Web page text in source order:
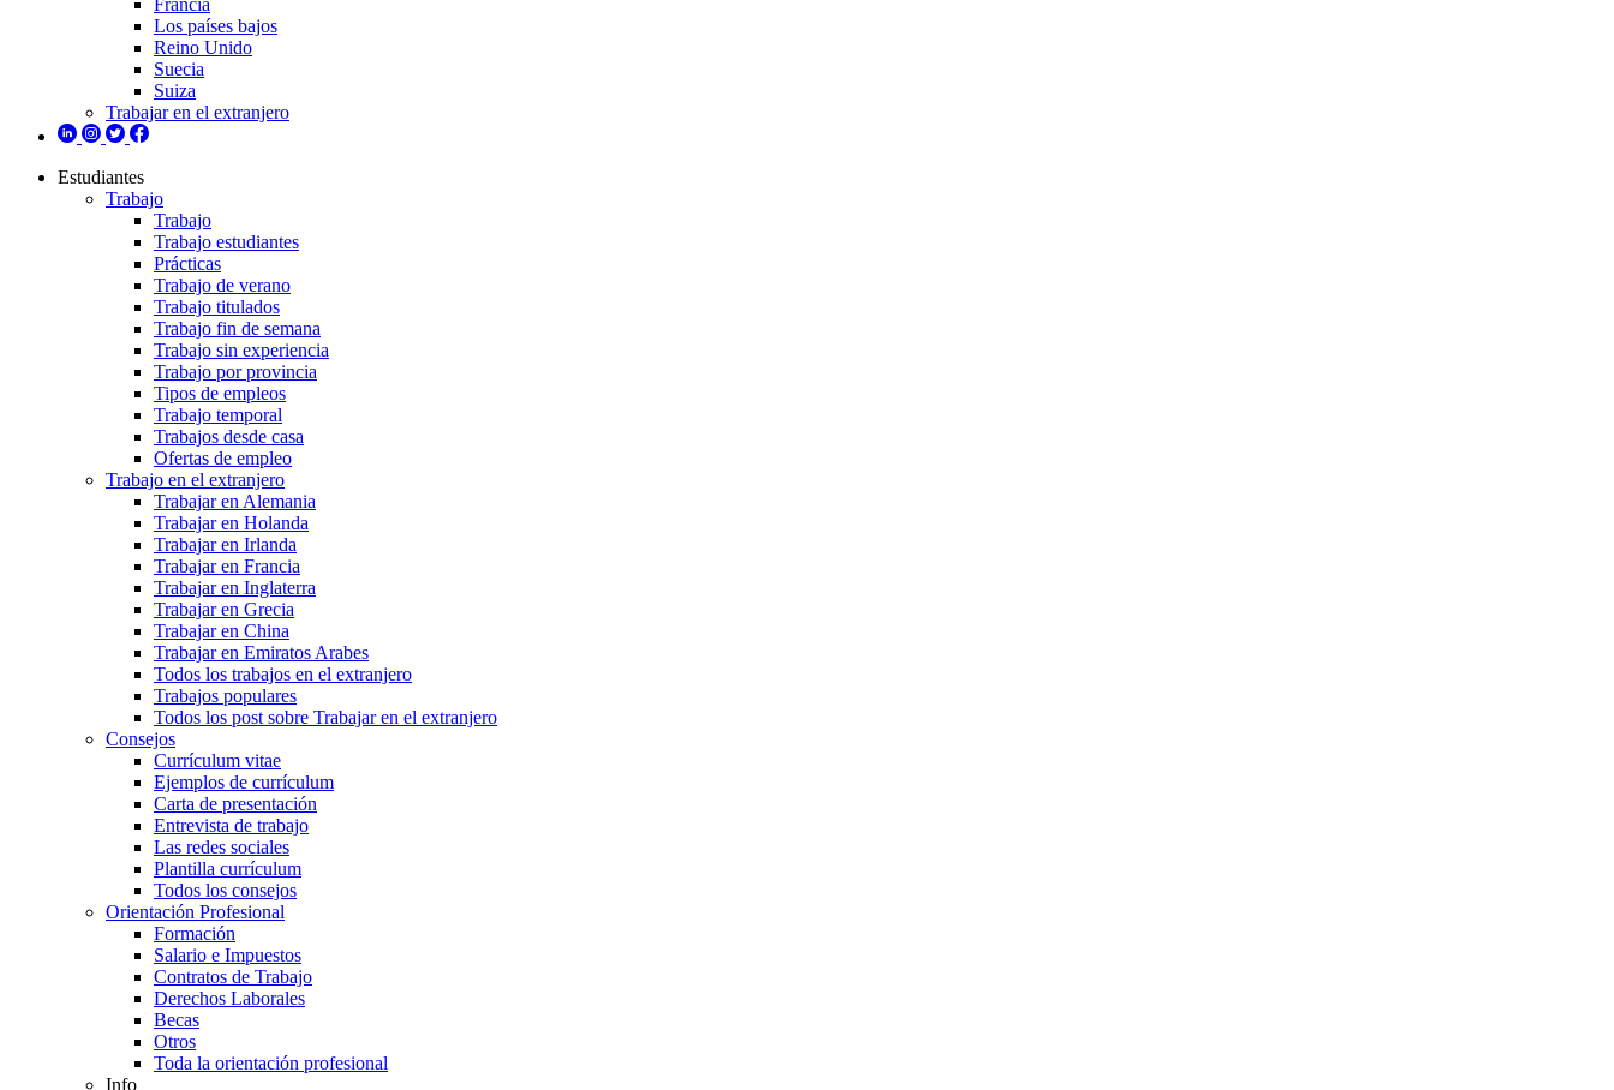
Francia
Los países bajos
Reino Unido
Suecia
Suiza
Trabajar en el extranjero
Estudiantes
Trabajo
Trabajo
Trabajo estudiantes
Prácticas
Trabajo de verano
Trabajo titulados
Trabajo fin de semana
Trabajo sin experiencia
Trabajo por provincia
Tipos de empleos
Trabajo temporal
Trabajos desde casa
Ofertas de empleo
Trabajo en el extranjero
Trabajar en Alemania
Trabajar en Holanda
Trabajar en Irlanda
Trabajar en Francia
Trabajar en Inglaterra
Trabajar en Grecia
Trabajar en China
Trabajar en Emiratos Arabes
Todos los trabajos en el extranjero
Trabajos populares
Todos los post sobre Trabajar en el extranjero
Consejos
Currículum vitae
Ejemplos de currículum
Carta de presentación
Entrevista de trabajo
Las redes sociales
Plantilla currículum
Todos los consejos
Orientación Profesional
Formación
Salario e Impuestos
Contratos de Trabajo
Derechos Laborales
Becas
Otros
Toda la orientación profesional
Info